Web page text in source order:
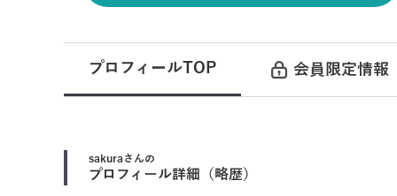
プロフィールTOP 会員限定情報
sakuraさんの
プロフィール詳細（略歴）